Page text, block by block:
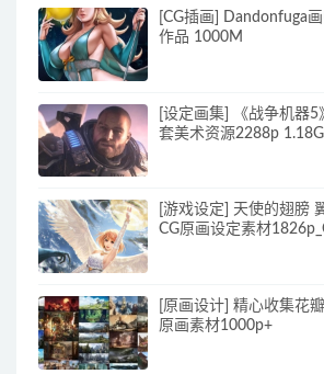
[CG插画] Dandonfuga
作品 1000M
[设定画集] 《战争机器
套美术资源2288p 1.18G
[游戏设定] 天使的翅膀
CG原画设定素材
[原画设计] 精心收集花
原画素材1000p+